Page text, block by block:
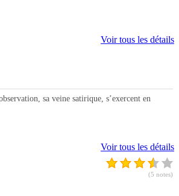
Voir tous les détails
sa veine satirique, s’exercent en
Voir tous les détails
(5 notes)